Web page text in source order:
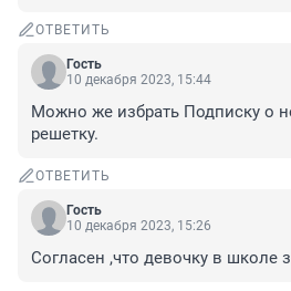
ОТВЕТИТЬ
Гость
10 декабря 2023, 15:44
Можно же избрать Подписку о
решетку.
ОТВЕТИТЬ
Гость
10 декабря 2023, 15:26
Согласен ,что девочку в школе